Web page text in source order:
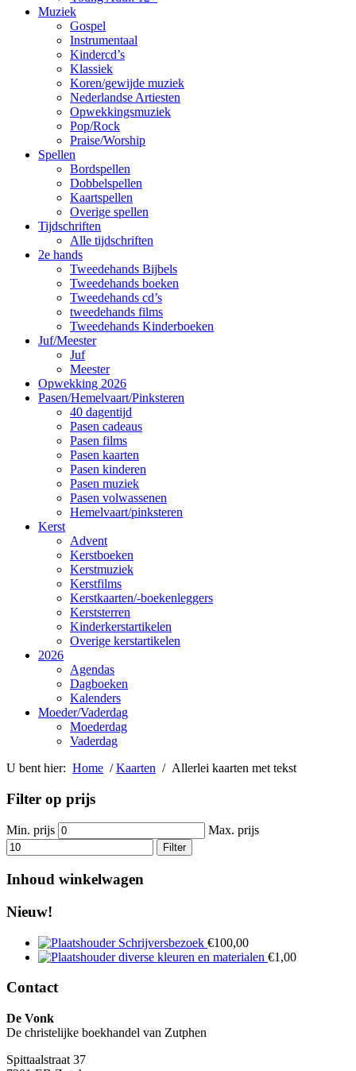
Muziek
Gospel
Instrumentaal
Kindercd’s
Klassiek
Koren/gewijde muziek
Nederlandse Artiesten
Opwekkingsmuziek
Pop/Rock
Praise/Worship
Spellen
Bordspellen
Dobbelspellen
Kaartspellen
Overige spellen
Tijdschriften
Alle tijdschriften
2e hands
Tweedehands Bijbels
Tweedehands boeken
Tweedehands cd’s
tweedehands films
Tweedehands Kinderboeken
Juf/Meester
Juf
Meester
Opwekking 2026
Pasen/Hemelvaart/Pinksteren
40 dagentijd
Pasen cadeaus
Pasen films
Pasen kaarten
Pasen kinderen
Pasen muziek
Pasen volwassenen
Hemelvaart/pinksteren
Kerst
Advent
Kerstboeken
Kerstmuziek
Kerstfilms
Kerstkaarten/-boekenleggers
Kerststerren
Kinderkerstartikelen
Overige kerstartikelen
2026
Agendas
Dagboeken
Kalenders
Moeder/Vaderdag
Moederdag
Vaderdag
U bent hier: Home /Kaarten / Allerlei kaarten met tekst
Filter op prijs
Min. prijs Max. prijs
Filter
Inhoud winkelwagen
Nieuw!
Schrijversbezoek €100,00
diverse kleuren en materialen €1,00
Contact
De Vonk
De christelijke boekhandel van Zutphen
Spittaalstraat 37